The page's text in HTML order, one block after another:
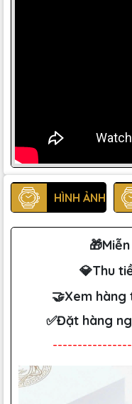
HÌNH ẢNH
💎Thu
🤝Xem
✅Đặt hàng